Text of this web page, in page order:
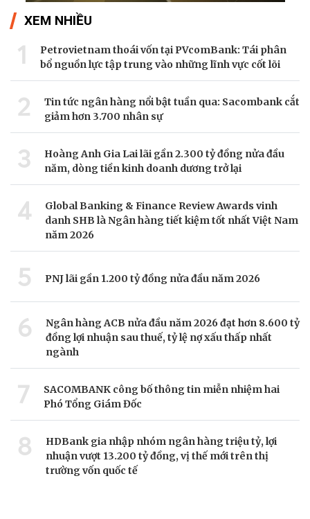
XEM NHIỀU
1
Petrovietnam thoái vốn tại PVcomBank: Tái phân
bổ nguồn lực tập trung vào những lĩnh vực cốt lõi
2
Tin tức ngân hàng nổi bật tuần qua: Sacombank cắt
giảm hơn 3.700 nhân sự
3
Hoàng Anh Gia Lai lãi gần 2.300 tỷ đồng nửa đầu
năm, dòng tiền kinh doanh dương trở lại
4
Global Banking & Finance Review Awards vinh
danh SHB là Ngân hàng tiết kiệm tốt nhất Việt Nam
năm 2026
5 PNJ lãi gần 1.200 tỷ đồng nửa đầu năm 2026
6
Ngân hàng ACB nửa đầu năm 2026 đạt hơn 8.600 tỷ
đồng lợi nhuận sau thuế, tỷ lệ nợ xấu thấp nhất
ngành
7
SACOMBANK công bố thông tin miễn nhiệm hai
Phó Tổng Giám Đốc
8
HDBank gia nhập nhóm ngân hàng triệu tỷ, lợi
nhuận vượt 13.200 tỷ đồng, vị thế mới trên thị
trường vốn quốc tế